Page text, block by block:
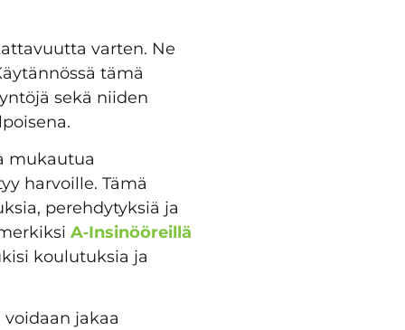
varten. Ne
tämä
sekä niiden
mukautua
harvoille. Tämä
perehdytyksiä ja
A‑Insinööreillä
koulutuksia ja
jakaa